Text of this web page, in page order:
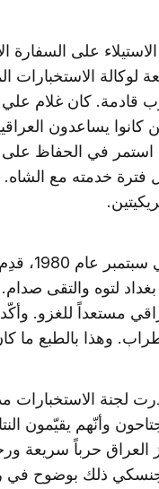
الاستيلاء على
لوكالة الاستخبارات
قادمة. كان غلام علي
استمر في الحفاظ على
فترة خدمته مع
وفي
لتوه والتقى
مستعداً للغزو.
وهذا بالطبع ما
لجنة الاستخبارات
وأنّهم يقيّمون
العراق حرباً سريعة
ذلك بوضوح في